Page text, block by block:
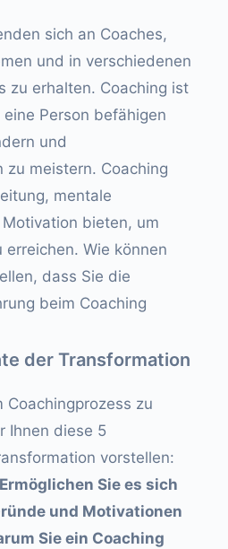
sich an Coaches,
und in verschiedenen
zu erhalten. Coaching ist
Person befähigen
und
zu meistern. Coaching
mentale
bieten, um
erreichen. Wie können
dass Sie die
beim Coaching
der Transformation
Coachingprozess zu
Ihnen diese 5
vorstellen:
Sie es sich
und Motivationen
Sie ein Coaching